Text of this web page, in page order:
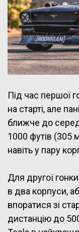
Під час першої
на старті, але
ближче до
1000 футів (305
навіть у пару
Для другої
в два корпуси,
впоратися зі
дистанцію до